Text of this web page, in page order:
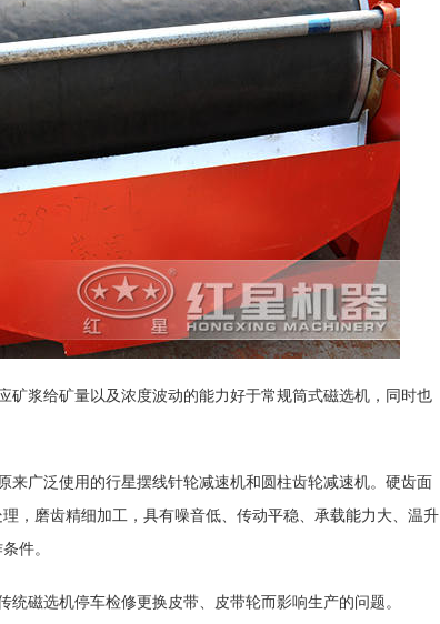
矿浆给矿量以及浓度波动的能力好于常规筒式磁选机，同时也
来广泛使用的行星摆线针轮减速机和圆柱齿轮减速机。硬齿面
，磨齿精细加工，具有噪音低、传动平稳、承载能力大、温升
件。
统磁选机停车检修更换皮带、皮带轮而影响生产的问题。